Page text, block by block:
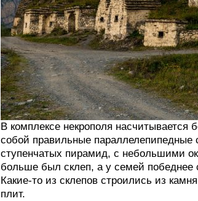
В комплексе некрополя
собой правильные
ступенчатых пирамид, с небольшими
больше был склеп, а у семей
Какие-то из склепов строились из
плит.